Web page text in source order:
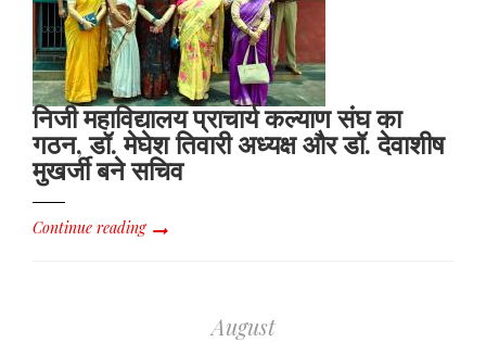
निजी महाविद्यालय प्राचार्य कल्याण संघ का
गठन, डॉ. मेघेश तिवारी अध्यक्ष और डॉ. देवाशीष
मुखर्जी बने सचिव
Continue reading
August